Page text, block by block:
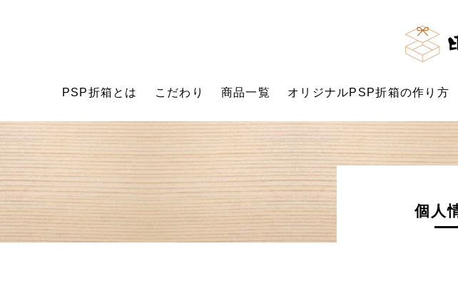
PSP折箱とは こだわり 商品一覧 オリジナルPSP折箱の作り方
個人